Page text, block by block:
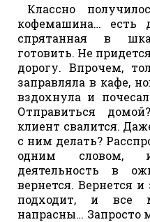
Классно
кофемашина… есть
спрятанная в
готовить. Не
дорогу. Впрочем,
заправляла в кафе,
вздохнула и
Отправиться
клиент свалится.
с ним делать?
одним словом,
деятельность в
вернется. Вернется
подходит, и все
напрасны… Запросто